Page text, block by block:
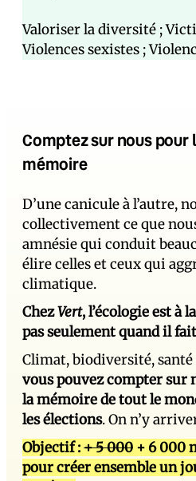
Valoriser la diversité ;
Violences sexistes ;
Comptez sur nous pour
mémoire
D’une canicule à l’autre,
collectivement ce que
amnésie qui conduit
élire celles et ceux qui
climatique.
ChezVert, l’écologie est à
pas seulement quand il
Climat, biodiversité,
vous pouvez compter
la mémoire de tout le
les élections. On n’y
Objectif :+ 5 000 + 6 000
pour créer ensemble un